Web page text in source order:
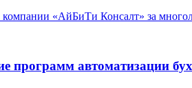
«АйБиТи Консалт» за
автоматизации